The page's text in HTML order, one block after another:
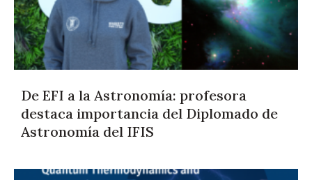
De EFI a la Astronomía: profesora
destaca importancia del Diplomado de
Astronomía del IFIS